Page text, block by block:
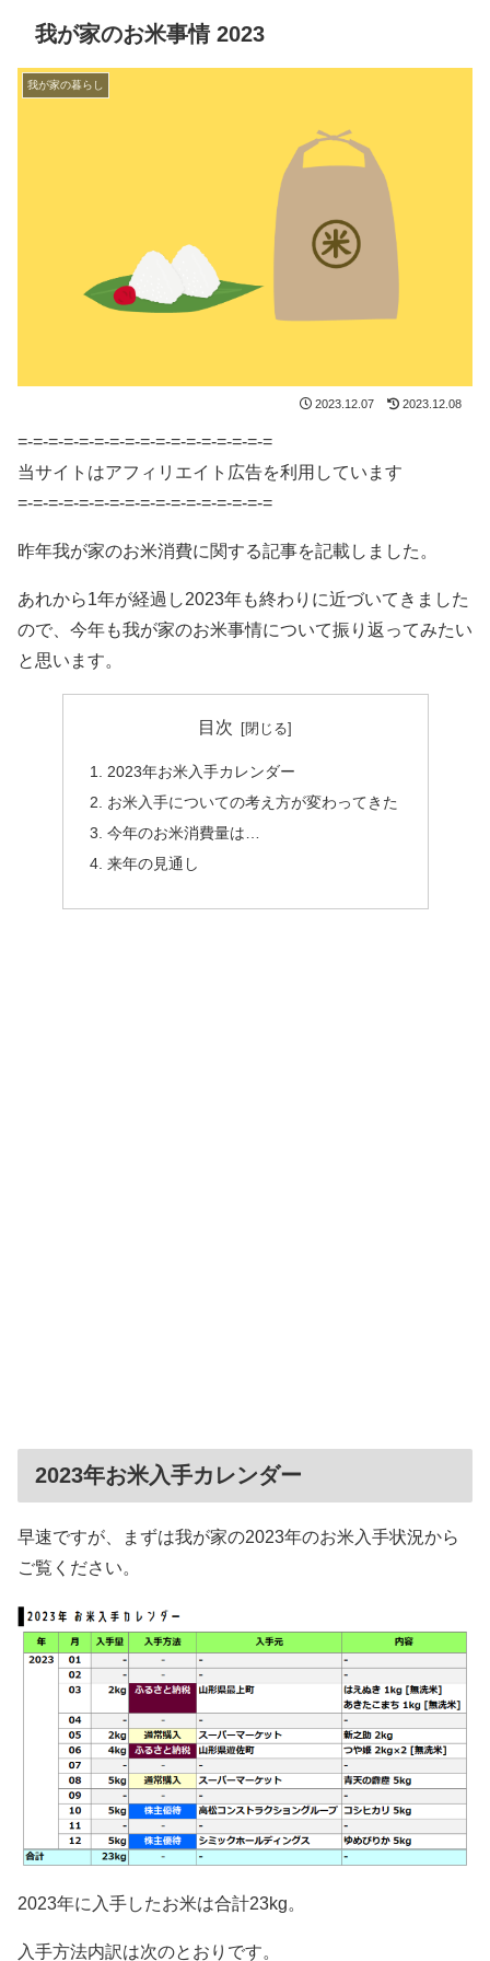
我が家のお米事情 2023
我が家の暮らし
2023.12.07 2023.12.08
=-=-=-=-=-=-=-=-=-=-=-=-=-=-=-=-=
当サイトはアフィリエイト広告を利用しています
=-=-=-=-=-=-=-=-=-=-=-=-=-=-=-=-=
昨年我が家のお米消費に関する記事を記載しました。
あれから1年が経過し2023年も終わりに近づいてきました
ので、今年も我が家のお米事情について振り返ってみたい
と思います。
目次
2023年お米入手カレンダー
お米入手についての考え方が変わってきた
今年のお米消費量は…
来年の見通し
2023年お米入手カレンダー
早速ですが、まずは我が家の2023年のお米入手状況から
ご覧ください。
2023年に入手したお米は合計23kg。
入手方法内訳は次のとおりです。